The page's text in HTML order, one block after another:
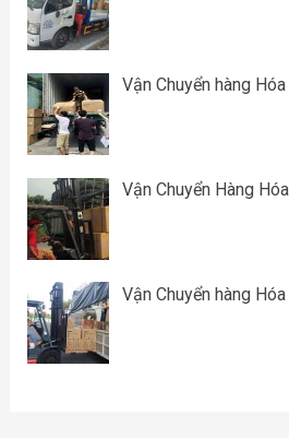
Vận Chuyển hàng
Vận Chuyển Hàng
Vận Chuyển hàng